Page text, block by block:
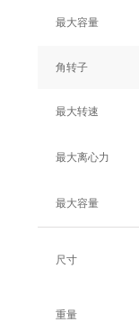
最大容量
角转子
最大转速
最大离心力
最大容量
尺寸
重量